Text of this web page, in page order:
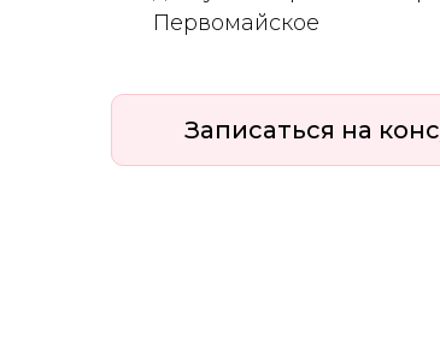
Первомайское
Записаться на